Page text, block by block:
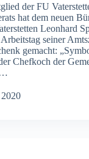
der FU
hat dem neuen
Leonhard
seiner
gemacht:
Chefkoch der